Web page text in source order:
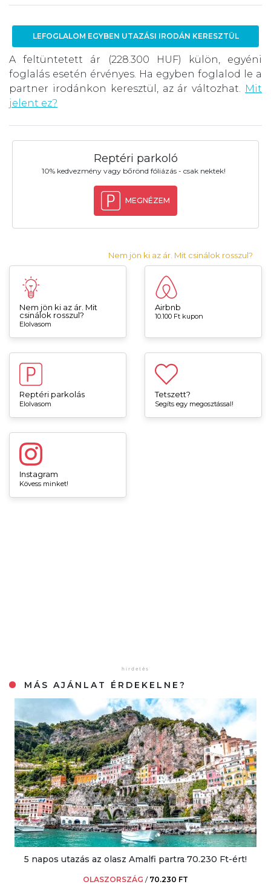
LEFOGLALOM EGYBEN UTAZÁSI IRODÁN KERESZTÜL
A feltüntetett ár (228.300 HUF) külön, egyéni
foglalás esetén érvényes. Ha egyben foglalod le a
partner irodánkon keresztül, az ár változhat. Mit
jelent ez?
Reptéri parkoló
10% kedvezmény vagy bőrönd fóliázás - csak nektek!
MEGNÉZEM
Nem jön ki az ár. Mit csinálok rosszul?
Nem jön ki az ár. Mit
csinálok rosszul?
Elolvasom
Airbnb
10.100 Ft kupon
Reptéri parkolás
Elolvasom
Tetszett?
Segíts egy megosztással!
Instagram
Kövess minket!
MÁS AJÁNLAT ÉRDEKELNE?
5 napos utazás az olasz Amalfi partra 70.230 Ft-ért!
OLASZORSZÁG / 70.230 FT